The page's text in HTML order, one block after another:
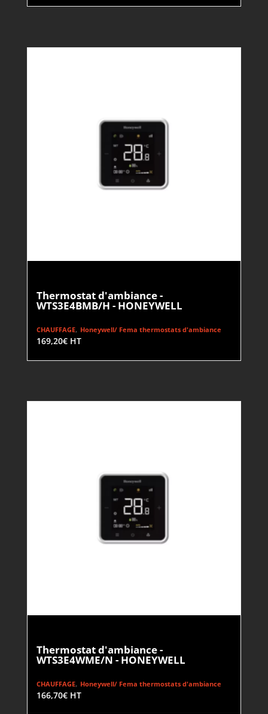
Thermostat d'ambiance -
WTS3E4BMB/H - HONEYWELL
CHAUFFAGE, Honeywell/ Fema thermostats d'ambiance
169,20€ HT
Thermostat d'ambiance -
WTS3E4WME/N - HONEYWELL
CHAUFFAGE, Honeywell/ Fema thermostats d'ambiance
166,70€ HT